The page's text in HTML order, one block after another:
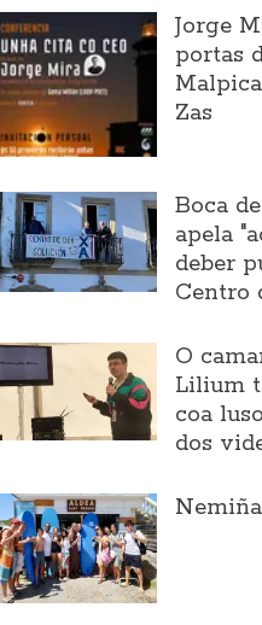
Jorge
portas
Zas
Boca
apela
deber
Centro
O
Lilium
coa
dos